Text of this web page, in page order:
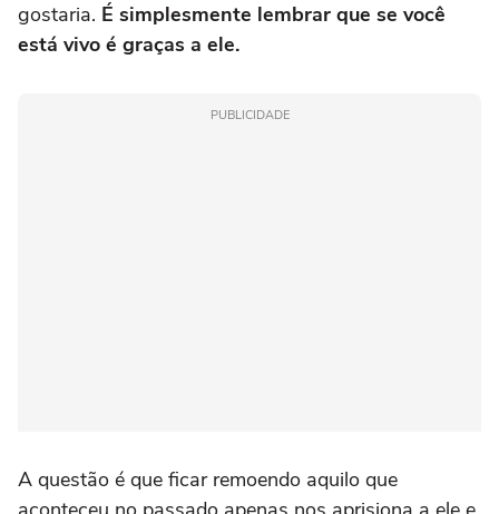
gostaria. É simplesmente lembrar que se você
está vivo é graças a ele.
PUBLICIDADE
A questão é que ficar remoendo aquilo que